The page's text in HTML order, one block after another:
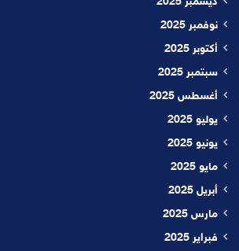
ديسمبر 2025
نوفمبر 2025
أكتوبر 2025
سبتمبر 2025
أغسطس 2025
يوليو 2025
يونيو 2025
مايو 2025
أبريل 2025
مارس 2025
فبراير 2025